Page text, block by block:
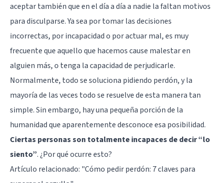
aceptar también que en el día a día a nadie la faltan motivos
para disculparse. Ya sea por tomar las decisiones
incorrectas, por incapacidad o por actuar mal, es muy
frecuente que aquello que hacemos cause malestar en
alguien más, o tenga la capacidad de perjudicarle.
Normalmente, todo se soluciona pidiendo perdón, y la
mayoría de las veces todo se resuelve de esta manera tan
simple. Sin embargo, hay una pequeña porción de la
humanidad que aparentemente desconoce esa posibilidad.
Ciertas personas son totalmente incapaces de decir “lo
siento”. ¿Por qué ocurre esto?
Artículo relacionado: "Cómo pedir perdón: 7 claves para